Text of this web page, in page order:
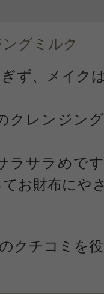
グミルク
ず、メイク
クレンジン
ラサラめで
お財布にや
クチコミを